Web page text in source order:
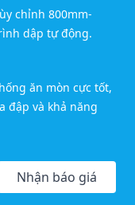
chỉnh 800mm-
dập tự động.
ăn mòn cực tốt,
đập và khả năng
Nhận báo giá